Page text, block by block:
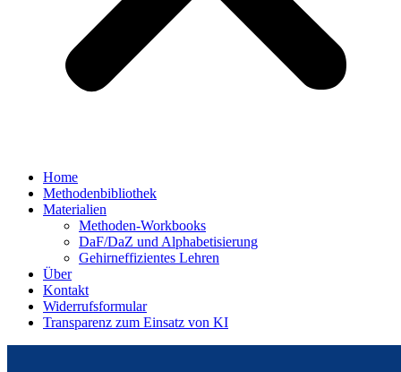
Home
Methodenbibliothek
Materialien
Methoden-Workbooks
DaF/DaZ und Alphabetisierung
Gehirneffizientes Lehren
Über
Kontakt
Widerrufsformular
Transparenz zum Einsatz von KI